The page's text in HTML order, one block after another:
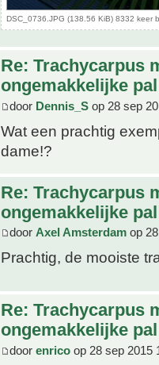
DSC_0736.JPG (138.56 KiB) 8332 keer
Re: Trachycarpus
ongemakkelijke pal
door Dennis_S op 28 sep
Wat een prachtig
dame!?
Re: Trachycarpus
ongemakkelijke pal
door Axel Amsterdam op
Prachtig, de mooiste
Re: Trachycarpus
ongemakkelijke pal
door enrico op 28 sep 2015